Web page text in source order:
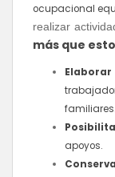
ocupacional
realizar
más que esto
familiares.
apoyos.